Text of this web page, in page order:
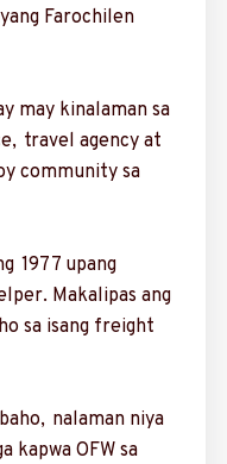
Farochilen
may kina­laman sa
­travel agency at
community sa
1977 upang
Makalipas ang
sa isang freight
nalaman niya
kapwa OFW sa